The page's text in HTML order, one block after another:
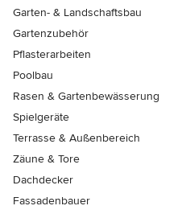
Garten- & Landschaftsbau
Gartenzubehör
Pflasterarbeiten
Poolbau
Rasen & Gartenbewässerung
Spielgeräte
Terrasse & Außenbereich
Zäune & Tore
Dachdecker
Fassadenbauer